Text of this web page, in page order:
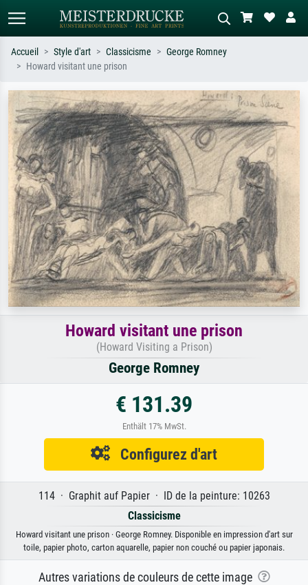
Recherchez par artiste, titre ou style –
ex. Monet, Nuit étoilée,
impressionnisme, vague de Hokusai,
nu.
Décrivez la scène – ex. prairie verte,
abstrait avec beaucoup de rouge,
tableau sombre, nu debout près d'un
arbre.
Accueil Style d'art Classicisme
George Romney
Howard visitant une prison
Howard visitant une prison
(Howard Visiting a Prison)
George Romney
€ 131.39
Enthält 17% MwSt.
Configurez d'art
114 · Graphit auf Papier · ID de la peinture: 10263
Classicisme
Howard visitant une prison · George Romney. Disponible en impression d'art sur
toile, papier photo, carton aquarelle, papier non couché ou papier japonais.
Autres variations de couleurs de cette image